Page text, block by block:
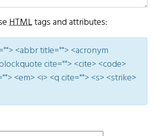
HTMLtags and attributes:
<abbr title=""> <acronym
cite=""> <cite> <code>
<em> <i> <q cite=""> <s> <strike>